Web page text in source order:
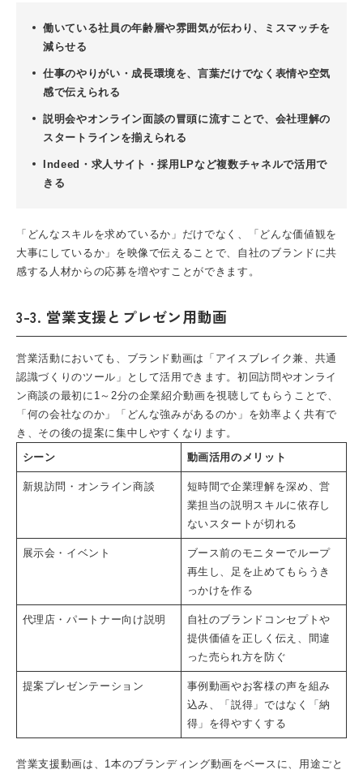
働いている社員の年齢層や雰囲気が伝わり、ミスマッチを
減らせる
仕事のやりがい・成長環境を、言葉だけでなく表情や空気
感で伝えられる
説明会やオンライン面談の冒頭に流すことで、会社理解の
スタートラインを揃えられる
Indeed・求人サイト・採用LPなど複数チャネルで活用で
きる
「どんなスキルを求めているか」だけでなく、「どんな価値観を
大事にしているか」を映像で伝えることで、自社のブランドに共
感する人材からの応募を増やすことができます。
3-3. 営業支援とプレゼン用動画
営業活動においても、ブランド動画は「アイスブレイク兼、共通
認識づくりのツール」として活用できます。初回訪問やオンライ
ン商談の最初に1～2分の企業紹介動画を視聴してもらうことで、
「何の会社なのか」「どんな強みがあるのか」を効率よく共有で
き、その後の提案に集中しやすくなります。
シーン
動画活用のメリット
新規訪問・オンライン商談
短時間で企業理解を深め、営
業担当の説明スキルに依存し
ないスタートが切れる
展示会・イベント
ブース前のモニターでループ
再生し、足を止めてもらうき
っかけを作る
代理店・パートナー向け説明
自社のブランドコンセプトや
提供価値を正しく伝え、間違
った売られ方を防ぐ
提案プレゼンテーション
事例動画やお客様の声を組み
込み、「説得」ではなく「納
得」を得やすくする
営業支援動画は、1本のブランディング動画をベースに、用途ごと